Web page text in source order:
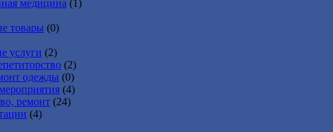
медицина (1)
товары (0)
услуги (2)
(2)
одежды (0)
(4)
ремонт (24)
(4)